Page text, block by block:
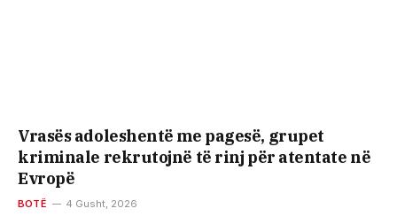
Vrasës adoleshentë me pagesë, grupet
kriminale rekrutojnë të rinj për atentate në
Evropë
BOTË 4 Gusht, 2026